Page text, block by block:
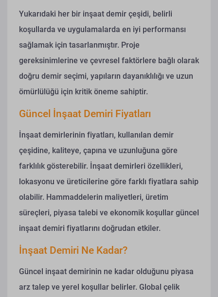
Yukarıdaki her bir inşaat demir çeşidi, belirli
koşullarda ve uygulamalarda en iyi performansı
sağlamak için tasarlanmıştır. Proje
gereksinimlerine ve çevresel faktörlere bağlı olarak
doğru demir seçimi, yapıların dayanıklılığı ve uzun
ömürlülüğü için kritik öneme sahiptir.
Güncel İnşaat Demiri Fiyatları
İnşaat demirlerinin fiyatları, kullanılan demir
çeşidine, kaliteye, çapına ve uzunluğuna göre
farklılık gösterebilir. İnşaat demirleri özellikleri,
lokasyonu ve üreticilerine göre farklı fiyatlara sahip
olabilir. Hammaddelerin maliyetleri, üretim
süreçleri, piyasa talebi ve ekonomik koşullar güncel
inşaat demiri fiyatlarını doğrudan etkiler.
İnşaat Demiri Ne Kadar?
Güncel inşaat demirinin ne kadar olduğunu piyasa
arz talep ve yerel koşullar belirler. Global çelik